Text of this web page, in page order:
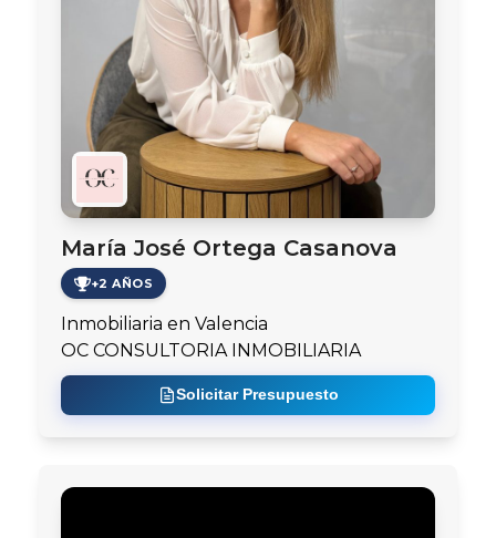
María José Ortega Casanova
+2 AÑOS
Inmobiliaria en Valencia
OC CONSULTORIA INMOBILIARIA
Solicitar Presupuesto